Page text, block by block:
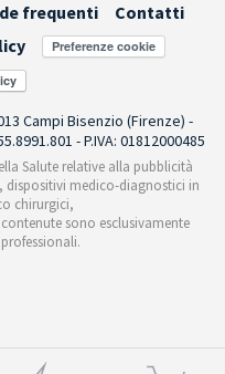
frequenti
Contatti
Preferenze cookie
Campi Bisenzio (Firenze) -
- P.IVA: 01812000485
Salute relative alla pubblicità
dispositivi medico-diagnostici in
chirurgici,
sono esclusivamente